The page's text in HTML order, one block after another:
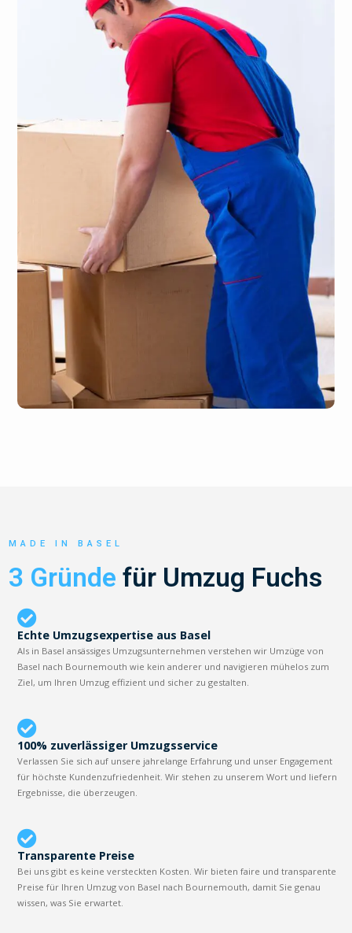
MADE IN BASEL
3 Gründe für Umzug Fuchs
Echte Umzugsexpertise aus Basel
Als in Basel ansässiges Umzugsunternehmen verstehen wir Umzüge von
Basel nach Bournemouth wie kein anderer und navigieren mühelos zum
Ziel, um Ihren Umzug effizient und sicher zu gestalten.
100% zuverlässiger Umzugsservice
Verlassen Sie sich auf unsere jahrelange Erfahrung und unser Engagement
für höchste Kundenzufriedenheit. Wir stehen zu unserem Wort und liefern
Ergebnisse, die überzeugen.
Transparente Preise
Bei uns gibt es keine versteckten Kosten. Wir bieten faire und transparente
Preise für Ihren Umzug von Basel nach Bournemouth, damit Sie genau
wissen, was Sie erwartet.